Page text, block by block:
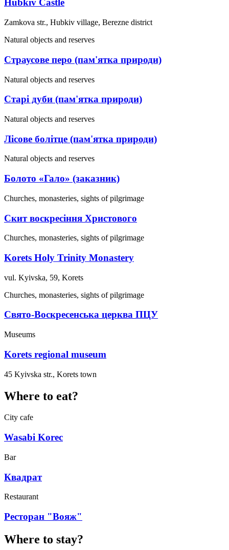
Hubkiv Castle
Zamkova str., Hubkiv village, Berezne district
Natural objects and reserves
Страусове перо (пам'ятка природи)
Natural objects and reserves
Старі дуби (пам'ятка природи)
Natural objects and reserves
Лісове болітце (пам'ятка природи)
Natural objects and reserves
Болото «Гало» (заказник)
Churches, monasteries, sights of pilgrimage
Скит воскресіння Христового
Churches, monasteries, sights of pilgrimage
Korets Holy Trinity Monastery
vul. Kyivska, 59, Korets
Churches, monasteries, sights of pilgrimage
Свято-Воскресенська церква ПЦУ
Museums
Korets regional museum
45 Kyivska str., Korets town
Where to eat?
City cafe
Wasabi Korec
Bar
Квадрат
Restaurant
Ресторан "Вояж"
Where to stay?